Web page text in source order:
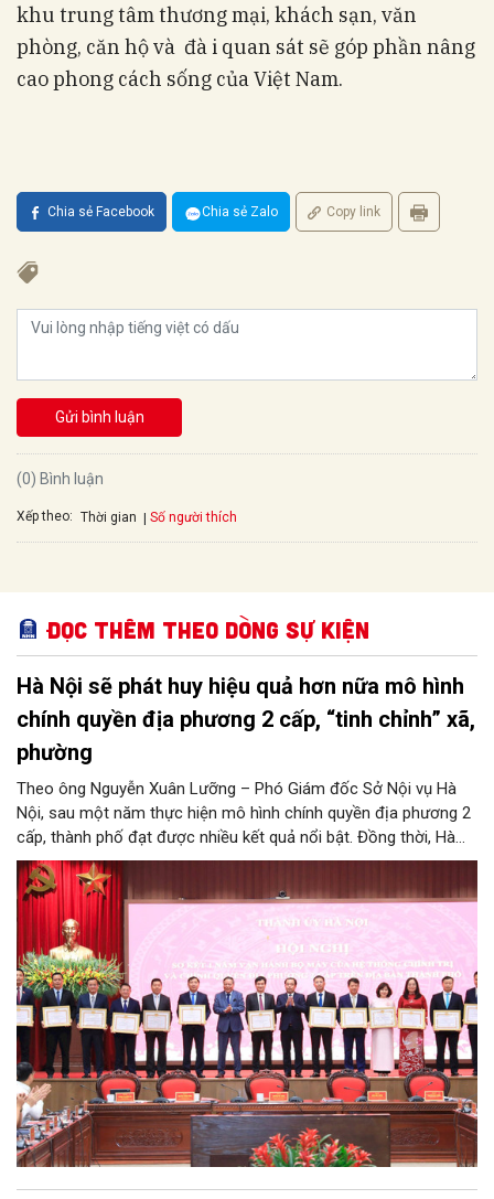
khu trung tâm thương mại, khách sạn, văn
phòng, căn hộ và đà i quan sát sẽ góp phần nâng
cao phong cách sống của Việt Nam.
Chia sẻ Facebook Chia sẻ Zalo Copy link
Gửi bình luận
(0) Bình luận
Xếp theo: Thời gian Số người thích
Đọc thêm Theo dòng sự kiện
Hà Nội sẽ phát huy hiệu quả hơn nữa mô hình
chính quyền địa phương 2 cấp, “tinh chỉnh” xã,
phường
Theo ông Nguyễn Xuân Lưỡng – Phó Giám đốc Sở Nội vụ Hà
Nội, sau một năm thực hiện mô hình chính quyền địa phương 2
cấp, thành phố đạt được nhiều kết quả nổi bật. Đồng thời, Hà
Nội đang nghiên cứu, thực hiện đúng tinh thần chỉ đạo của
Trung ương để tiếp tục tinh chỉnh xã, phường, đảm bảo mô hình
chính quyền địa phương 2 cấp của Hà Nội phát huy hiệu quả
hơn nữa trong giai đoạn mới.